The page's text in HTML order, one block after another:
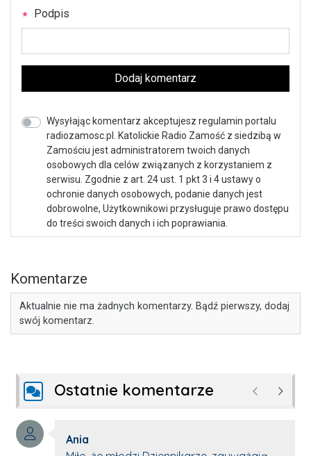
Podpis
Dodaj komentarz
Wysyłając komentarz akceptujesz regulamin portalu
radiozamosc.pl. Katolickie Radio Zamość z siedzibą w
Zamościu jest administratorem twoich danych
osobowych dla celów związanych z korzystaniem z
serwisu. Zgodnie z art. 24 ust. 1 pkt 3 i 4 ustawy o
ochronie danych osobowych, podanie danych jest
dobrowolne, Użytkownikowi przysługuje prawo dostępu
do treści swoich danych i ich poprawiania.
Komentarze
Aktualnie nie ma żadnych komentarzy. Bądź pierwszy, dodaj
swój komentarz.
Ostatnie komentarze Poprzednie
Autor komentarza:
Ania